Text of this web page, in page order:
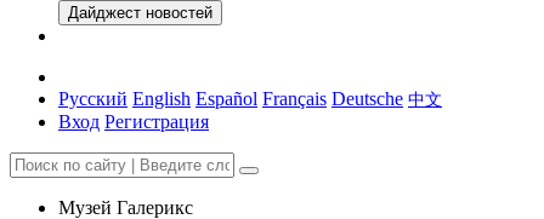
Дайджест новостей
Русский English Español Français Deutsche 中文
Вход Регистрация
Музей Галерикс